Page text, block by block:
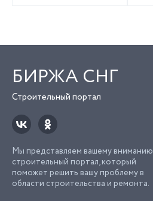
БИРЖА СНГ
Строительный портал
Мы представляем вашему вниманию
строительный портал, который
поможет решить вашу проблему в
области строительства и ремонта.